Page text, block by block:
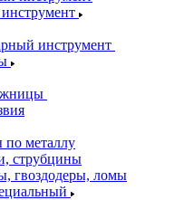
инструмент
металлу
струбцины
гвоздодеры, ломы